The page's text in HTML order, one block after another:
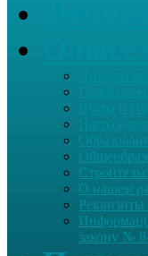
О нашем
закону №